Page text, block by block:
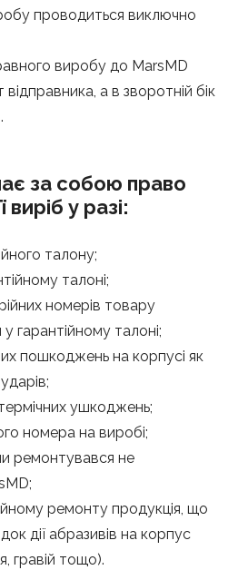
проводиться виключно
виробу до MarsMD
а в зворотній бік
за собою право
виріб у разі:
талону;
талоні;
номерів товару
гарантійному талоні;
пошкоджень на корпусі як
термічних ушкоджень;
номера на виробі;
ремонтувався не
ремонту продукція, що
дії абразивів на корпус
гравій тощо).